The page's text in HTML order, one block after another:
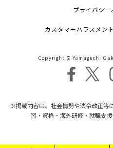
プライバシー
カスタマーハラスメン
Copyright © Yamaguchi
※掲載内容は、社会情勢や法令改正等
習・資格・海外研修・就職支